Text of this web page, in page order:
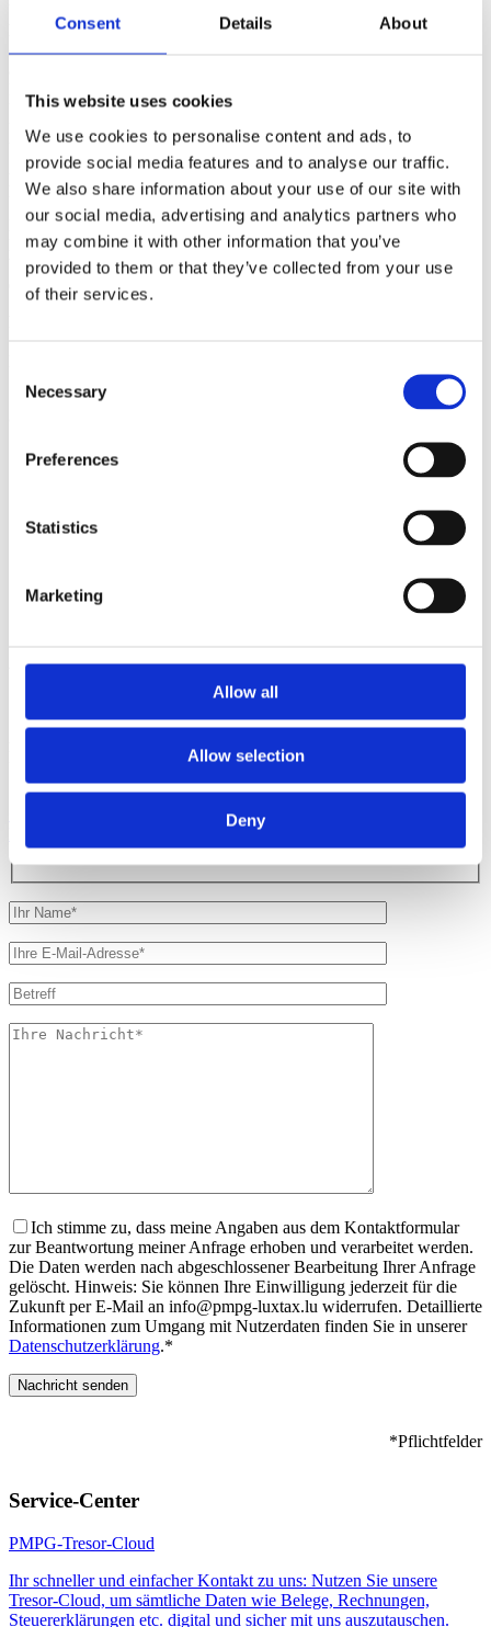
Consent Details About
This website uses cookies
We use cookies to personalise content and ads, to
provide social media features and to analyse our traffic.
We also share information about your use of our site with
our social media, advertising and analytics partners who
may combine it with other information that you’ve
provided to them or that they’ve collected from your use
of their services.
Selection
Necessary
Preferences
Statistics
Marketing
Allow all
Allow selection
Deny
hat im Juli 2024 am IFU-Institut die Prüfung zum
Fachberater für
die Umstrukturierung von Unternehmen
Unternehmensnachfolge organisatorisch und steueroptimiert regeln,
Unternehmensbewertungen rechtssicher erstellen und
Umstrukturierungsmaßnahmen entwickeln und effizient begleiten.
Auch in Sanierungs- und Insolvenzfällen ist Herr Soens Ihr
perfekter Ansprechpartner.
Neben seiner Zusatzqualifizierung zumBerater für die
Immobilienbesteuerung und Immobilienverwaltungund der
Verleihung der Bezeichnung Landwirtschaftliche Buchstelleist
das bereits die 3. Fachzertifizierung für Frank Soens.
Schicken Sie uns eine E-Mail
Impressum
Sie möchten die bestmögliche Lösung, eine schnelle fachkundige
Prima, wir auch! Füllen Sie einfach das Kurzformular aus oder rufen
Sie uns an.
Ich stimme zu, dass meine Angaben aus dem Kontaktformular
zur Beantwortung meiner Anfrage erhoben und verarbeitet werden.
Die Daten werden nach abgeschlossener Bearbeitung Ihrer Anfrage
gelöscht. Hinweis: Sie können Ihre Einwilligung jederzeit für die
Zukunft per E-Mail an info@pmpg-luxtax.lu widerrufen. Detaillierte
Informationen zum Umgang mit Nutzerdaten finden Sie in unserer
Datenschutzerklärung.*
*Pflichtfelder
Bitte lasse dieses Feld leer.
Service-Center
PMPG-Tresor-Cloud
Ihr schneller und einfacher Kontakt zu uns: Nutzen Sie unsere
Tresor-Cloud, um sämtliche Daten wie Belege, Rechnungen,
Steuererklärungen etc. digital und sicher mit uns auszutauschen.